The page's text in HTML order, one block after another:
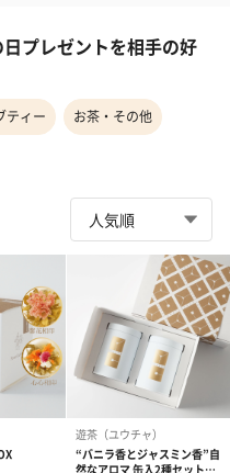
プレゼントを相手の好
ティー お茶・その他